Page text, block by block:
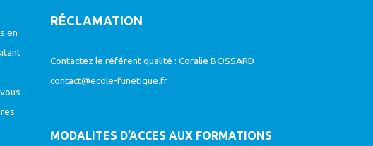
en
RÉCLAMATION
Contactez le référent qualité : Coralie BOSSARD
contact@ecole-funetique.fr
MODALITES D’ACCES AUX FORMATIONS